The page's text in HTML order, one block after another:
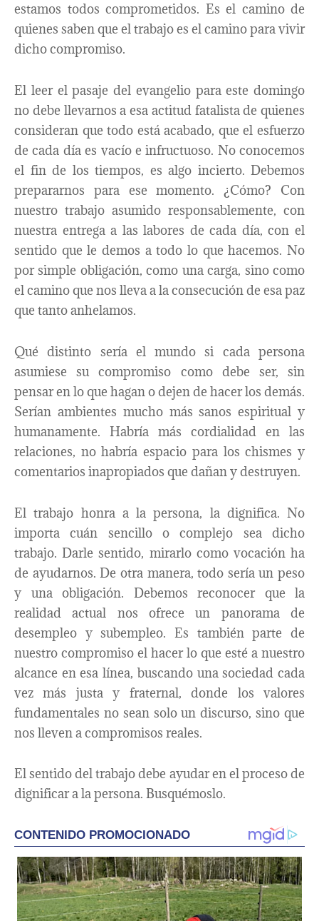
estamos todos comprometidos. Es el camino de
quienes saben que el trabajo es el camino para vivir
dicho compromiso.
El leer el pasaje del evangelio para este domingo
no debe llevarnos a esa actitud fatalista de quienes
consideran que todo está acabado, que el esfuerzo
de cada día es vacío e infructuoso. No conocemos
el fin de los tiempos, es algo incierto. Debemos
prepararnos para ese momento. ¿Cómo? Con
nuestro trabajo asumido responsablemente, con
nuestra entrega a las labores de cada día, con el
sentido que le demos a todo lo que hacemos. No
por simple obligación, como una carga, sino como
el camino que nos lleva a la consecución de esa paz
que tanto anhelamos.
Qué distinto sería el mundo si cada persona
asumiese su compromiso como debe ser, sin
pensar en lo que hagan o dejen de hacer los demás.
Serían ambientes mucho más sanos espiritual y
humanamente. Habría más cordialidad en las
relaciones, no habría espacio para los chismes y
comentarios inapropiados que dañan y destruyen.
El trabajo honra a la persona, la dignifica. No
importa cuán sencillo o complejo sea dicho
trabajo. Darle sentido, mirarlo como vocación ha
de ayudarnos. De otra manera, todo sería un peso
y una obligación. Debemos reconocer que la
realidad actual nos ofrece un panorama de
desempleo y subempleo. Es también parte de
nuestro compromiso el hacer lo que esté a nuestro
alcance en esa línea, buscando una sociedad cada
vez más justa y fraternal, donde los valores
fundamentales no sean solo un discurso, sino que
nos lleven a compromisos reales.
El sentido del trabajo debe ayudar en el proceso de
dignificar a la persona. Busquémoslo.